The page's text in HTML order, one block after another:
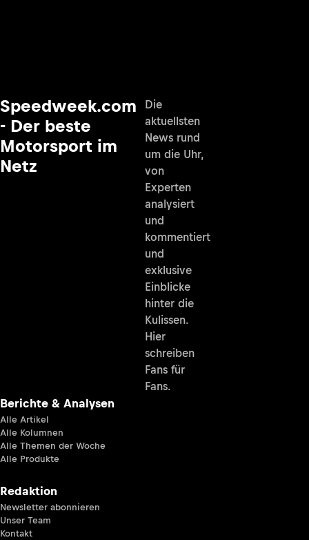
Speedweek.com
- Der beste
Motorsport im
Netz
Die
aktuellsten
News rund
um die Uhr,
von
Experten
analysiert
und
kommentiert
und
exklusive
Einblicke
hinter die
Kulissen.
Hier
schreiben
Fans für
Fans.
Berichte & Analysen
Alle Artikel
Alle Kolumnen
Alle Themen der Woche
Alle Produkte
Redaktion
Newsletter abonnieren
Unser Team
Kontakt